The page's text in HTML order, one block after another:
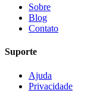
Sobre
Blog
Contato
Suporte
Ajuda
Privacidade